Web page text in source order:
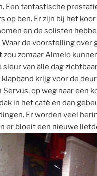
Een fantastische
op ben. Er zijn bij het
en de solisten
de voorstelling over
zou zomaar Almelo
sleur van alle dag
klapband krijg voor de
Servus, op weg naar een
in het café en dan
Er worden veel
er bloeit een nieuwe